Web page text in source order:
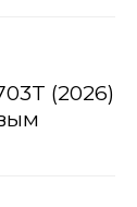
(2026)